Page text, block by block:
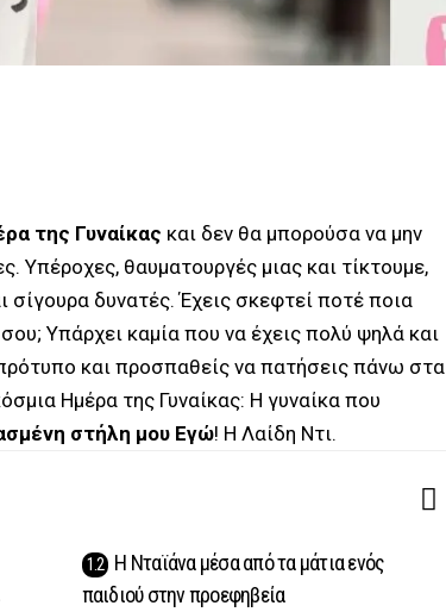
της Γυναίκας και δεν θα μπορούσα να μην
Υπέροχες, θαυματουργές μιας και τίκτουμε,
δυνατές. Έχεις σκεφτεί ποτέ ποια
Yπάρχει καμία που να έχεις πολύ ψηλά και
και προσπαθείς να πατήσεις πάνω στα
Ημέρα της Γυναίκας: Η γυναίκα που
στήλη μου Εγώ! Η Λαίδη Ντι.
Η Νταϊάνα μέσα από τα μάτια ενός
παιδιού στην προεφηβεία